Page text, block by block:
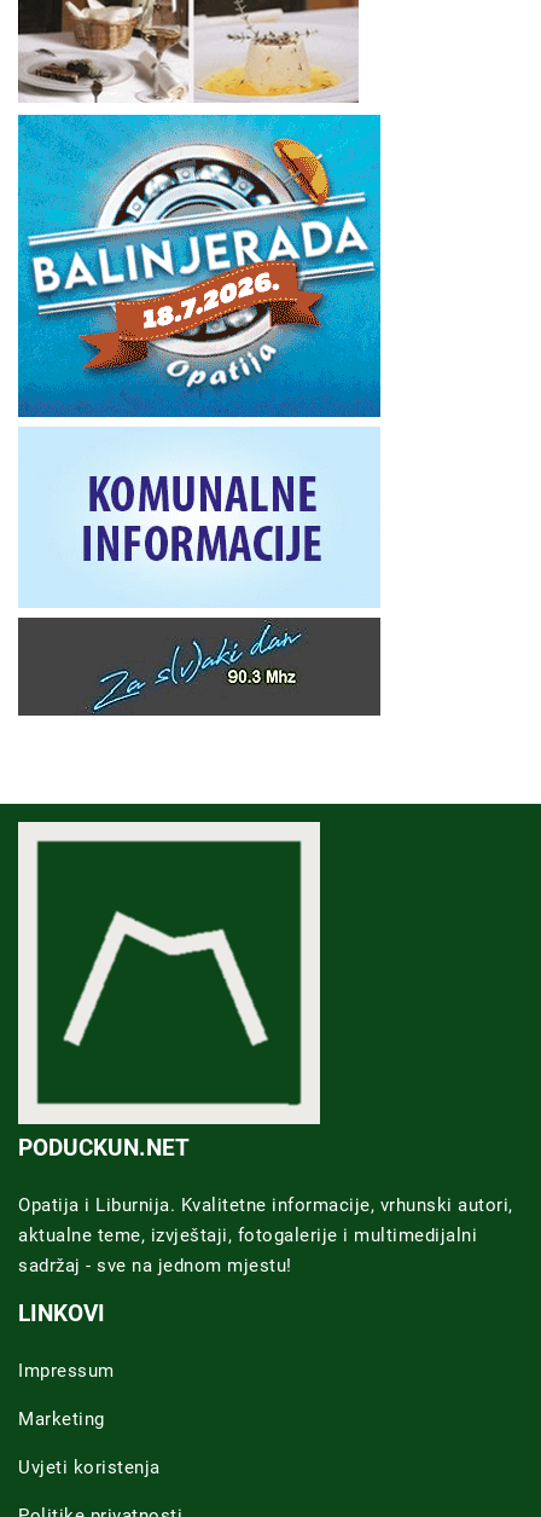
PODUCKUN.NET
Opatija i Liburnija. Kvalitetne informacije, vrhunski autori,
aktualne teme, izvještaji, fotogalerije i multimedijalni
sadržaj - sve na jednom mjestu!
LINKOVI
Impressum
Marketing
Uvjeti koristenja